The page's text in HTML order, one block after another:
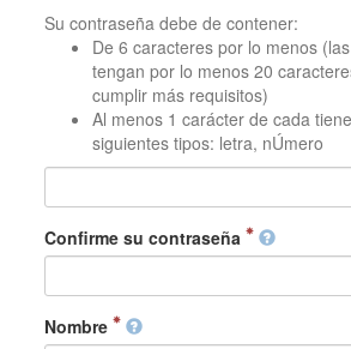
Su contraseña debe de contener:
De 6 caracteres por lo menos
tengan por lo menos 20
cumplir más requisitos)
Al menos 1 carácter de cada
siguientes tipos: letra, nÚmero
Confirme su contraseña
Nombre